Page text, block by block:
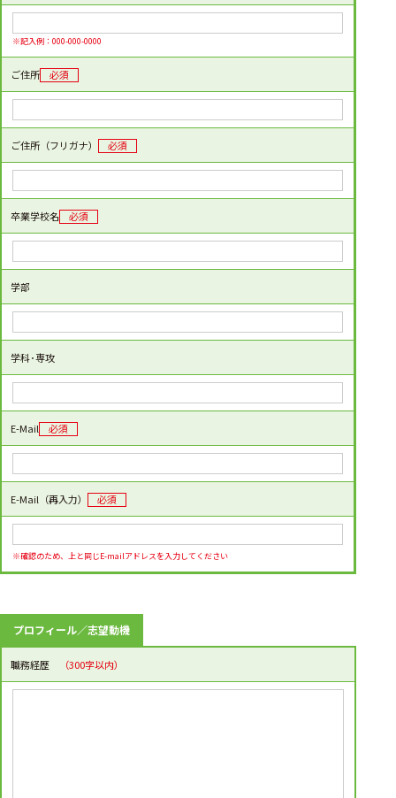
※記入例：000-000-0000
ご住所 必須
ご住所（フリガナ） 必須
卒業学校名 必須
学部
学科･専攻
E-Mail 必須
E-Mail（再入力） 必須
※確認のため、上と同じE-mailアドレスを入力してください
プロフィール／志望動機
職務経歴 （300字以内）